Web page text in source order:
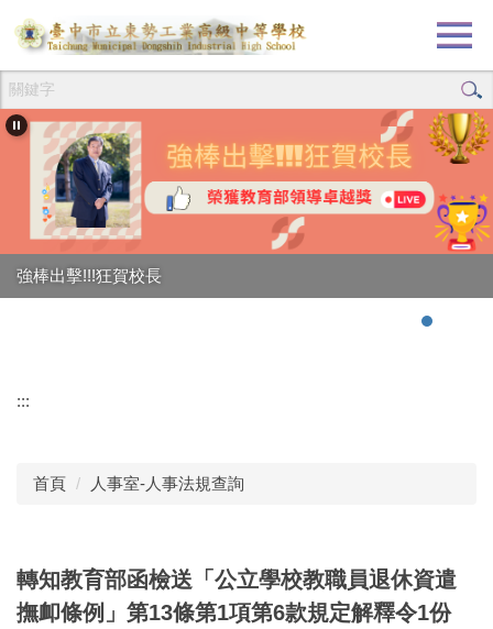
跳
到
要
內
容
強棒出擊!!!狂賀校長
:::
首頁 人事室-人事法規查詢
轉知教育部函檢送「公立學校教職員退休資遣
撫卹條例」第13條第1項第6款規定解釋令1份